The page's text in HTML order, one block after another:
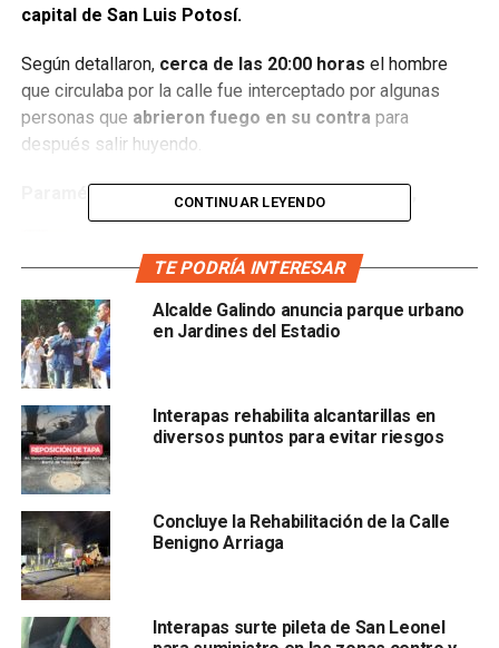
capital de San Luis Potosí.
Según detallaron, cerca de las 20:00 horas el hombre
que circulaba por la calle fue interceptado por algunas
personas que abrieron fuego en su contra para
después salir huyendo.
Paramédicos de l a Cruz Roja arribaron al sitio,
sin embargo al revisar a la víctima se percataron de que
había perdido la vida a causa de las lesiones causadas
por el arma.
Al lugar también arribaron elementos de la Policía
Metropolitana
quienes acordonaron el área para iniciar
con las indagatorias, además de
quienes hicieron el levantamiento del cuerpo para
trasladarlo al
Semele.
CONTINUAR LEYENDO
TE PODRÍA INTERESAR
Alcalde Galindo anuncia parque urbano
en Jardines del Estadio
Interapas rehabilita alcantarillas en
diversos puntos para evitar riesgos
Concluye la Rehabilitación de la Calle
Benigno Arriaga
Interapas surte pileta de San Leonel